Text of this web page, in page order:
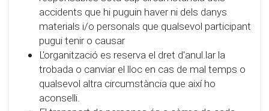
accidents que hi puguin haver ni dels danys
materials i/o personals que qualsevol participant
pugui tenir o causar
L'organització es reserva el dret d'anul.lar la
trobada o canviar el lloc en cas de mal temps o
qualsevol altra circumstància que així ho
aconselli.